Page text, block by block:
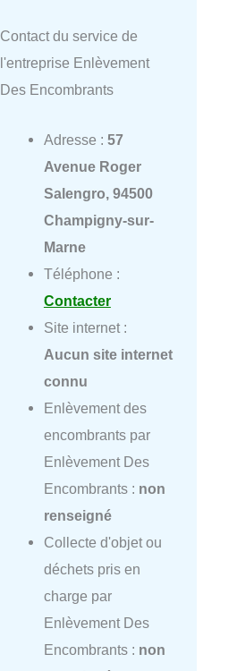
Contact du service de
l'entreprise Enlèvement
Des Encombrants
Adresse : 57
Avenue Roger
Salengro, 94500
Champigny-sur-
Marne
Téléphone :
Contacter
Site internet :
Aucun site internet
connu
Enlèvement des
encombrants par
Enlèvement Des
Encombrants : non
renseigné
Collecte d'objet ou
déchets pris en
charge par
Enlèvement Des
Encombrants : non